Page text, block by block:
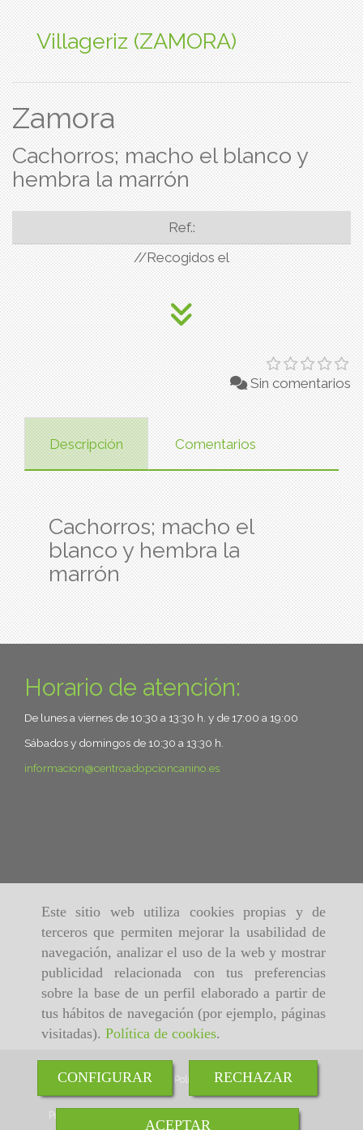
Este sitio web utiliza cookies propias y de
terceros que permiten mejorar la usabilidad de
navegación, analizar el uso de la web y mostrar
publicidad relacionada con tus preferencias
sobre la base de un perfil elaborado a partir de
tus hábitos de navegación (por ejemplo, páginas
visitadas). Política de cookies.
CONFIGURAR RECHAZAR
ACEPTAR
Villageriz (ZAMORA)
Zamora
Cachorros; macho el blanco y
hembra la marrón
Ref.:
//Recogidos el
Sin comentarios
Descripción Comentarios
Cachorros; macho el
blanco y hembra la
marrón
Horario de atención:
De lunes a viernes de 10:30 a 13:30 h. y de 17:00 a 19:00
Sábados y domingos de 10:30 a 13:30 h.
informacion
centroadopcioncanino.es
Inicio Aviso Legal Política de cookies
Política de Privacidad